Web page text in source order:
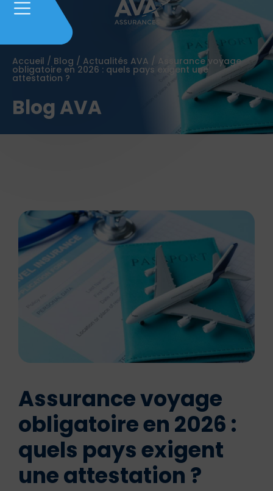
Accueil / Blog / Actualités AVA / Assurance voyage
obligatoire en 2026 : quels pays exigent une
attestation ?
Blog AVA
Assurance voyage
obligatoire en 2026 :
quels pays exigent
une attestation ?